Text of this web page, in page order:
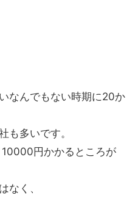
なんでもない時期に20か
も多いです。
円かかるところが
なく、